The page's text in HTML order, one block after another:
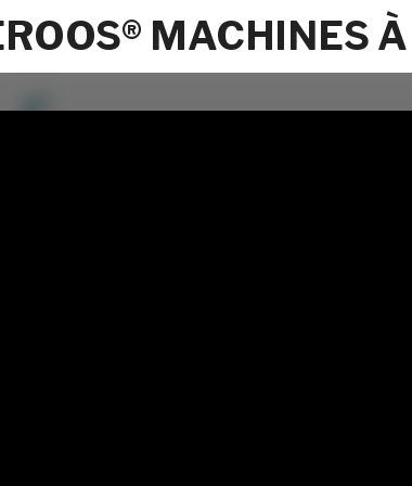
MACHINES